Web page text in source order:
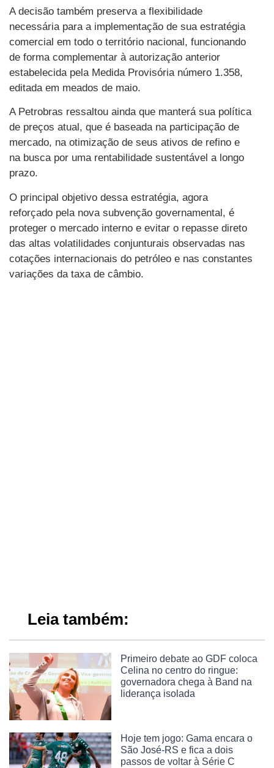
A decisão também preserva a flexibilidade
necessária para a implementação de sua estratégia
comercial em todo o território nacional, funcionando
de forma complementar à autorização anterior
estabelecida pela Medida Provisória número 1.358,
editada em meados de maio.
A Petrobras ressaltou ainda que manterá sua política
de preços atual, que é baseada na participação de
mercado, na otimização de seus ativos de refino e
na busca por uma rentabilidade sustentável a longo
prazo.
O principal objetivo dessa estratégia, agora
reforçado pela nova subvenção governamental, é
proteger o mercado interno e evitar o repasse direto
das altas volatilidades conjunturais observadas nas
cotações internacionais do petróleo e nas constantes
variações da taxa de câmbio.
Leia também:
Primeiro debate ao GDF coloca
Celina no centro do ringue:
governadora chega à Band na
liderança isolada
Hoje tem jogo: Gama encara o
São José-RS e fica a dois
passos de voltar à Série C